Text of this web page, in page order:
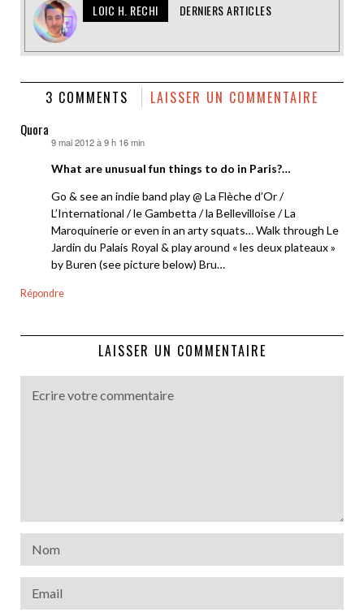
LOIC H. RECHI DERNIERS ARTICLES
3 COMMENTS LAISSER UN COMMENTAIRE
Quora
9 mai 2012 à 9 h 16 min
What are unusual fun things to do in Paris?…
Go & see an indie band play @ La Flèche d’Or /
L’International / le Gambetta / la Bellevilloise / La
Maroquinerie or even in an arty squats… Walk through Le
Jardin du Palais Royal & play around « les deux plateaux »
by Buren (see picture below) Bru…
Répondre
LAISSER UN COMMENTAIRE